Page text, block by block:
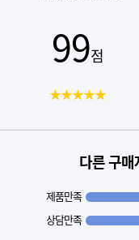
99점
★★★★★
다른 구
제품만족
상담만족